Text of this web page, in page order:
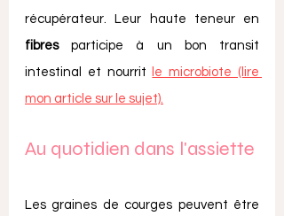
fibres participe à un bon transit
intestinal et nourrit
le microbiote (lire
mon article sur le sujet).
Au quotidien dans l'assiette
Les graines de courges peuvent être